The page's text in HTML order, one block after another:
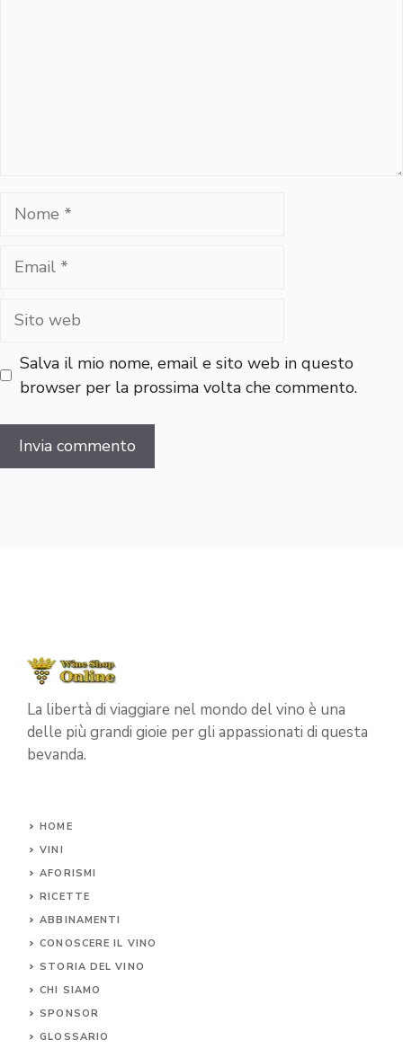
Nome
Email
Sito
Salva il mio nome, email e sito web in questo
browser per la prossima volta che commento.
La libertà di viaggiare nel mondo del vino è una
delle più grandi gioie per gli appassionati di questa
bevanda.
HOME
VINI
AFORISMI
RICETTE
ABBINAMENTI
CONOSCERE IL VINO
STORIA DEL VINO
CHI SIAMO
SPONSOR
GLOSSARIO